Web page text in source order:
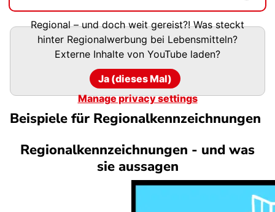
Regional – und doch weit gereist?! Was steckt
hinter Regionalwerbung bei Lebensmitteln?
Externe Inhalte von YouTube laden?
Ja (dieses Mal)
Manage privacy settings
Beispiele für Regionalkennzeichnungen
Regionalkennzeichnungen - und was
sie aussagen